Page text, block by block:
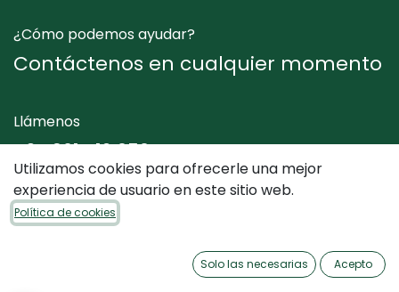
¿Cómo podemos ayudar?
Contáctenos en cualquier momento
Llámenos
+34 961 412 050
Envíenos un mensaje
Utilizamos cookies para ofrecerle una mejor
experiencia de usuario en este sitio web.
Política de cookies
Solo las necesarias Acepto